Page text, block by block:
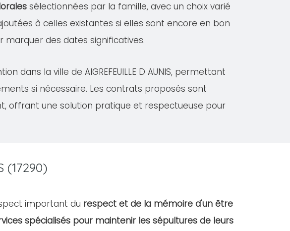
sélectionnées par la famille, avec un choix varié
à celles existantes si elles sont encore en bon
des dates significatives.
la ville de AIGREFEUILLE D AUNIS, permettant
si nécessaire. Les contrats proposés sont
offrant une solution pratique et respectueuse pour
(17290)
important du respect et de la mémoire d'un être
spécialisés pour maintenir les sépultures de leurs